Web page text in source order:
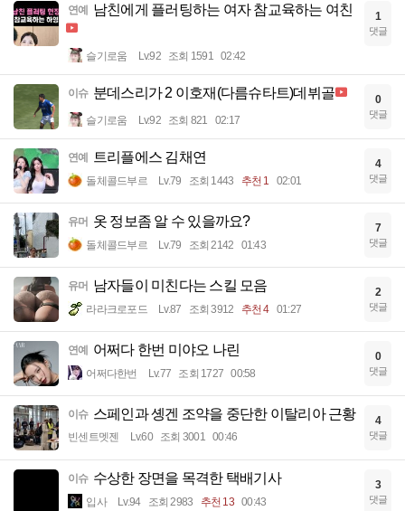
연예 남친에게 플러팅하는 여자 참교육하는 여친
슬기로움 Lv.92 조회 1591 02:42
1
댓글
이슈 분데스리가 2 이호재(다름슈타트)데뷔골
슬기로움 Lv.92 조회 821 02:17
0
댓글
연예 트리플에스 김채연
돌체콜드부르 Lv.79 조회 1443 추천 1 02:01
4
댓글
유머 옷 정보좀 알 수 있을까요?
돌체콜드부르 Lv.79 조회 2142 01:43
7
댓글
유머 남자들이 미친다는 스킬 모음
라라크로포드 Lv.87 조회 3912 추천 4 01:27
2
댓글
연예 어쩌다 한번 미야오 나린
어쩌다한번 Lv.77 조회 1727 00:58
0
댓글
이슈 스페인과 솅겐 조약을 중단한 이탈리아 근황
빈센트멧젠 Lv.60 조회 3001 00:46
4
댓글
이슈 수상한 장면을 목격한 택배기사
입사 Lv.94 조회 2983 추천 13 00:43
3
댓글